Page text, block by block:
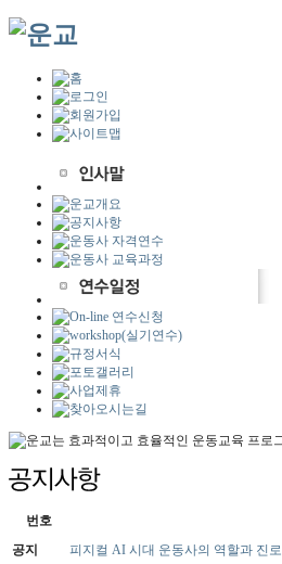
번호
공지
피지컬 AI 시대 운동사의 역할과 진로